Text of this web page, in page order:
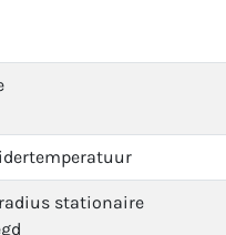
stationaire